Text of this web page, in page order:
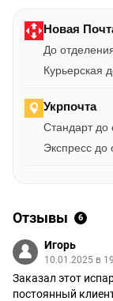
Новая
До
Курьерская
Укрпочта
Стандарт до
Экспресс до
Отзывы 6
Игорь
10.01.2025 в
Заказал этот
постоянный